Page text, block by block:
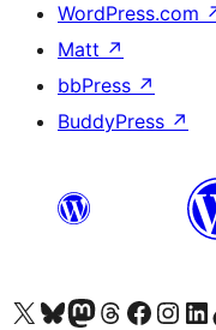
WordPress.com
Matt ↗
bbPress ↗
BuddyPress ↗
Visit our X (formerly Twitter) account
Visit our Bluesky account
Завітайте до нашої стрічки в Mastodon
Visit our Threads account
Завітайте на нашу
Visit ourVisit